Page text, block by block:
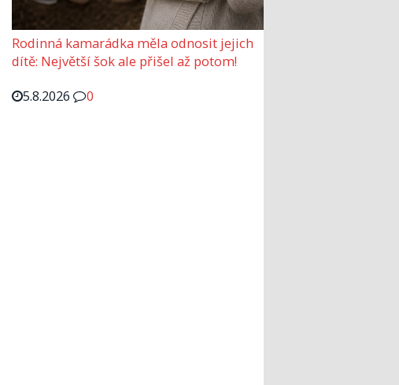
Rodinná kamarádka měla odnosit jejich
dítě: Největší šok ale přišel až potom!
5.8.2026
0